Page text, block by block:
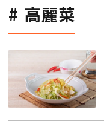
高麗菜